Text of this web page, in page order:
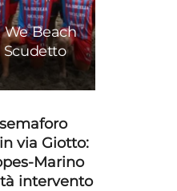
We Beach
Scudetto
via Giotto:
Marino
intervento